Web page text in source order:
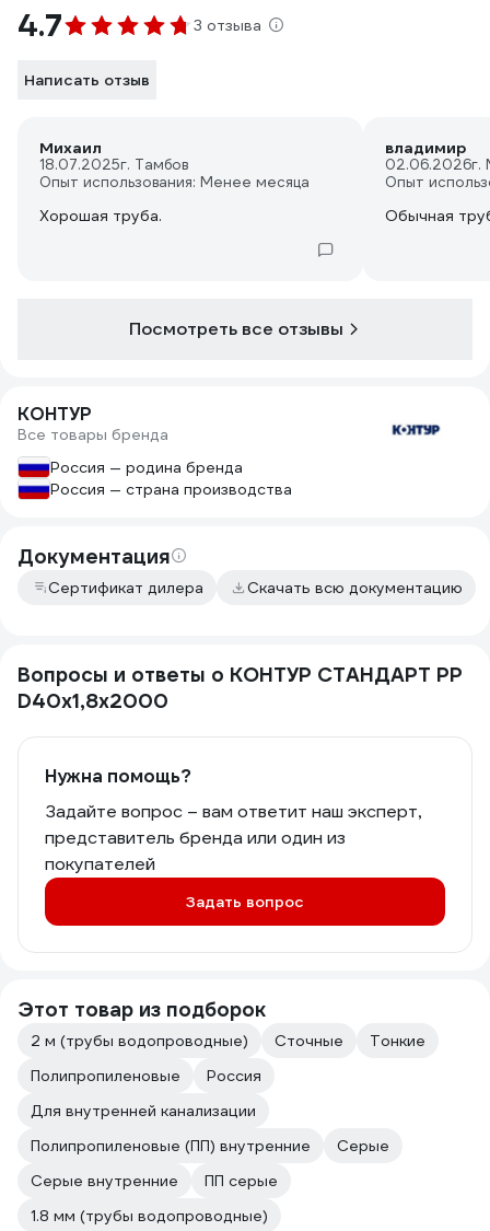
4.7 3 отзыва
Написать отзыв
Михаил
18.07.2025г. Тамбов
Опыт использования: Менее месяца
Хорошая труба.
владимир
02.06.2026г.
Опыт
Обычная
Посмотреть все отзывы
КОНТУР
Все товары бренда
Россия — родина бренда
Россия — страна производства
Документация
Сертификат дилера Скачать всю документацию
Вопросы и ответы о КОНТУР СТАНДАРТ РР
D40x1,8x2000
Нужна помощь?
Задайте вопрос – вам ответит наш эксперт,
представитель бренда или один из
покупателей
Задать вопрос
Этот товар из подборок
2 м (трубы водопроводные) Сточные
Тонкие
Полипропиленовые
Россия
Для внутренней канализации
Полипропиленовые (ПП) внутренние
Серые
Серые внутренние
ПП серые
1.8 мм (трубы водопроводные)